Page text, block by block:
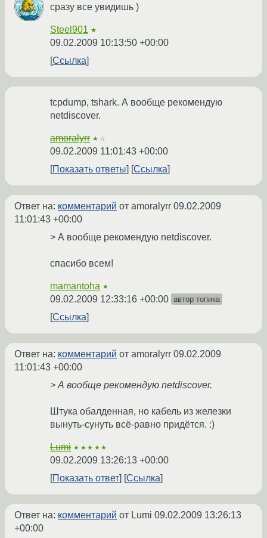
сразу все увидишь )
Steel901 ★
09.02.2009 10:13:50 +00:00
Ссылка
tcpdump, tshark. А вообще рекомендую
netdiscover.
amoralyrr ★☆
09.02.2009 11:01:43 +00:00
Показать ответы
Ссылка
Ответ на: комментарий от amoralyrr 09.02.2009
11:01:43 +00:00
> А вообще рекомендую netdiscover.
спасибо всем!
mamantoha ★
09.02.2009 12:33:16 +00:00 автор топика
Ссылка
Ответ на: комментарий от amoralyrr 09.02.2009
11:01:43 +00:00
> А вообще рекомендую netdiscover.
Штука обалденная, но кабель из железки
вынуть-сунуть всё-равно придётся. :)
Lumi ★★★★★
09.02.2009 13:26:13 +00:00
Показать ответ
Ссылка
Ответ на: комментарий от Lumi 09.02.2009 13:26:13
+00:00